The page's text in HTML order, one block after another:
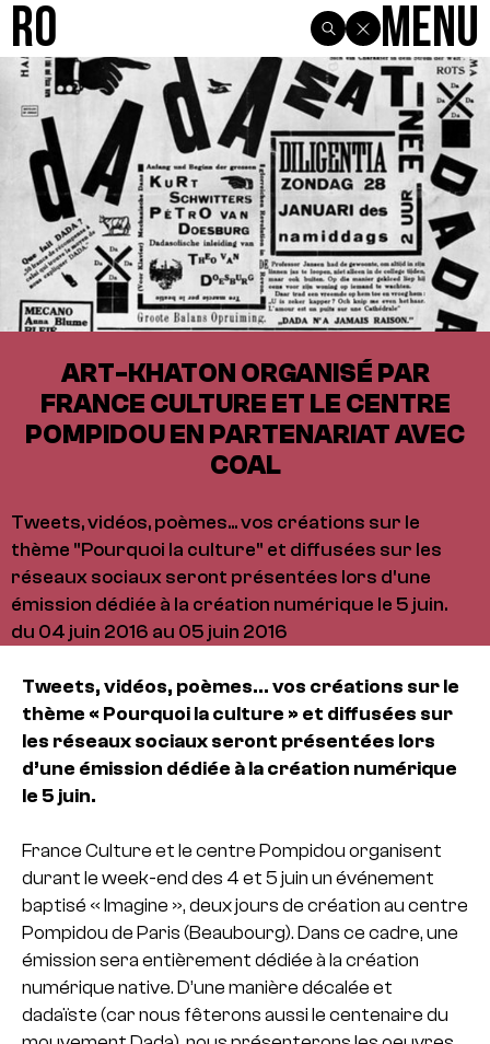
R0 Menu
ART-KHATON ORGANISÉ PAR
FRANCE CULTURE ET LE CENTRE
POMPIDOU EN PARTENARIAT AVEC
COAL
Tweets, vidéos, poèmes... vos créations sur le
thème "Pourquoi la culture" et diffusées sur les
réseaux sociaux seront présentées lors d'une
émission dédiée à la création numérique le 5 juin.
du 04 juin 2016 au 05 juin 2016
Tweets, vidéos, poèmes… vos créations sur le
thème « Pourquoi la culture » et diffusées sur
les réseaux sociaux seront présentées lors
d’une émission dédiée à la création numérique
le 5 juin.
France Culture et le centre Pompidou organisent
durant le week-end des 4 et 5 juin un événement
baptisé « Imagine », deux jours de création au centre
Pompidou de Paris (Beaubourg). Dans ce cadre, une
émission sera entièrement dédiée à la création
numérique native. D’une manière décalée et
dadaïste (car nous fêterons aussi le centenaire du